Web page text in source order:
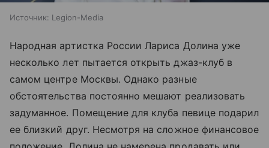
Источник: Legion-Media
Народная артистка России Лариса Долина уже
несколько лет пытается открыть джаз-клуб в
самом центре Москвы. Однако разные
обстоятельства постоянно мешают реализовать
задуманное. Помещение для клуба певице подарил
ее близкий друг. Несмотря на сложное финансовое